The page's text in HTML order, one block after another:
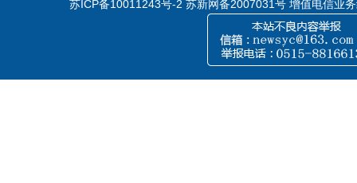
苏ICP备10011243号-2 苏新网备2007031号 增值电信业